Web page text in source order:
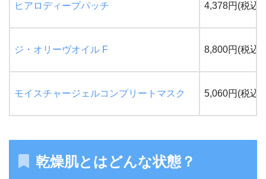
ヒアロディープパッチ 4,378円(税込)
ジ・オリーヴオイル F 8,800円(税込)
モイスチャージェルコンプリートマスク 5,060円(税込)
乾燥肌とはどんな状態？